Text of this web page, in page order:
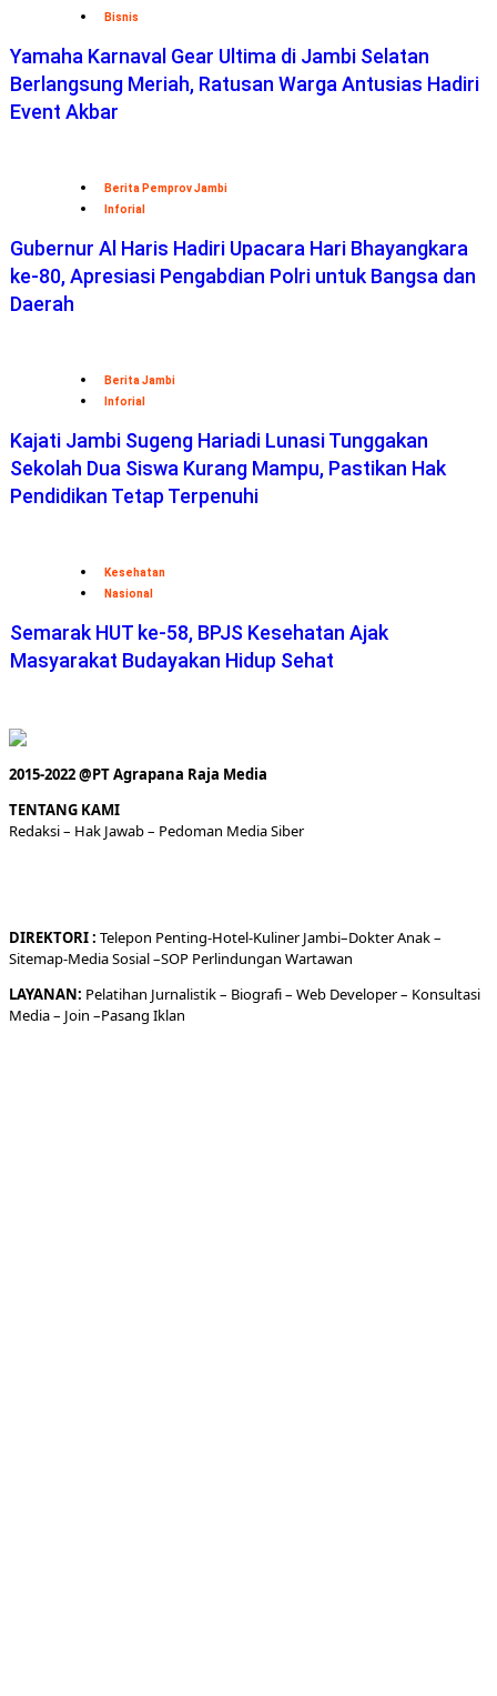
Bisnis
Yamaha Karnaval Gear Ultima di Jambi Selatan
Berlangsung Meriah, Ratusan Warga Antusias Hadiri
Event Akbar
Berita Pemprov Jambi
Inforial
Gubernur Al Haris Hadiri Upacara Hari Bhayangkara
ke-80, Apresiasi Pengabdian Polri untuk Bangsa dan
Daerah
Berita Jambi
Inforial
Kajati Jambi Sugeng Hariadi Lunasi Tunggakan
Sekolah Dua Siswa Kurang Mampu, Pastikan Hak
Pendidikan Tetap Terpenuhi
Kesehatan
Nasional
Semarak HUT ke-58, BPJS Kesehatan Ajak
Masyarakat Budayakan Hidup Sehat
2015-2022 @PT Agrapana Raja Media
TENTANG KAMI
Redaksi– Hak Jawab – Pedoman Media Siber
DIREKTORI: Telepon Penting-Hotel-KulinerJambi–DokterAnak –
Sitemap-Media Sosial –SOP Perlindungan Wartawan
LAYANAN: Pelatihan Jurnalistik – Biografi– Web Developer– Konsultasi
Media– Join –Pasang Iklan